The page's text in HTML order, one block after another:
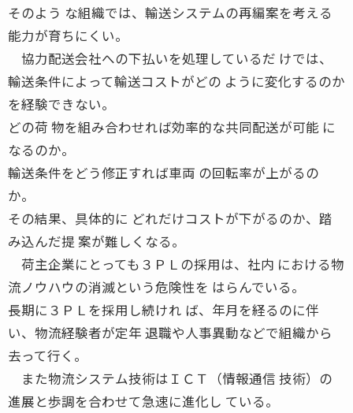
そのよう な組織では、輸送システムの再編案を考える
能力が育ちにくい。
協力配送会社への下払いを処理しているだ けでは、
輸送条件によって輸送コストがどの ように変化するのか
を経験できない。
どの荷 物を組み合わせれば効率的な共同配送が可能 に
なるのか。
輸送条件をどう修正すれば車両 の回転率が上がるの
か。
その結果、具体的に どれだけコストが下がるのか、踏
み込んだ提 案が難しくなる。
荷主企業にとっても３ＰＬの採用は、社内 における物
流ノウハウの消滅という危険性を はらんでいる。
長期に３ＰＬを採用し続けれ ば、年月を経るのに伴
い、物流経験者が定年 退職や人事異動などで組織から
去って行く。
また物流システム技術はＩＣＴ（情報通信 技術）の
進展と歩調を合わせて急速に進化し ている。